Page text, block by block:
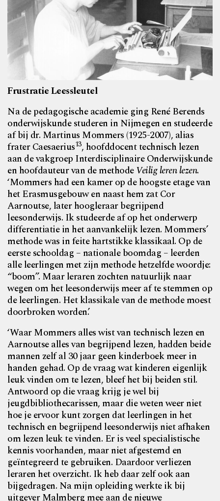
Frustratie Leessleutel
Na de pedagogische academie ging René Berends
onderwijskunde studeren in Nijmegen en studeerde
af bij dr. Martinus Mommers (1925-2007), alias
frater Caesaerius13, hoofddocent technisch lezen
aan de vakgroep Interdisciplinaire Onderwijskunde
en hoofdauteur van de methodeVeilig leren lezen.
‘Mommers had een kamer op de hoogste etage van
het Erasmusgebouw en naast hem zat Cor
Aarnoutse, later hoogleraar begrijpend
leesonderwijs. Ik studeerde af op het onderwerp
differentiatie in het aanvankelijk lezen. Mommers’
methode was in feite hartstikke klassikaal. Op de
eerste schooldag – nationale boomdag – leerden
alle leerlingen met zijn methode hetzelfde woordje:
“boom”. Maar leraren zochten natuurlijk naar
wegen om het leesonderwijs meer af te stemmen op
de leerlingen. Het klassikale van de methode moest
doorbroken worden.’
‘Waar Mommers alles wist van technisch lezen en
Aarnoutse alles van begrijpend lezen, hadden beide
mannen zelf al 30 jaar geen kinderboek meer in
handen gehad. Op de vraag wat kinderen eigenlijk
leuk vinden om te lezen, bleef het bij beiden stil.
Antwoord op die vraag krijg je wel bij
jeugdbibliothecarissen, maar die weten weer niet
hoe je ervoor kunt zorgen dat leerlingen in het
technisch en begrijpend leesonderwijs niet afhaken
om lezen leuk te vinden. Er is veel specialistische
kennis voorhanden, maar niet afgestemd en
geïntegreerd te gebruiken. Daardoor verliezen
leraren het overzicht. Ik heb daar zelf ook aan
bijgedragen. Na mijn opleiding werkte ik bij
uitgever Malmberg mee aan de nieuwe